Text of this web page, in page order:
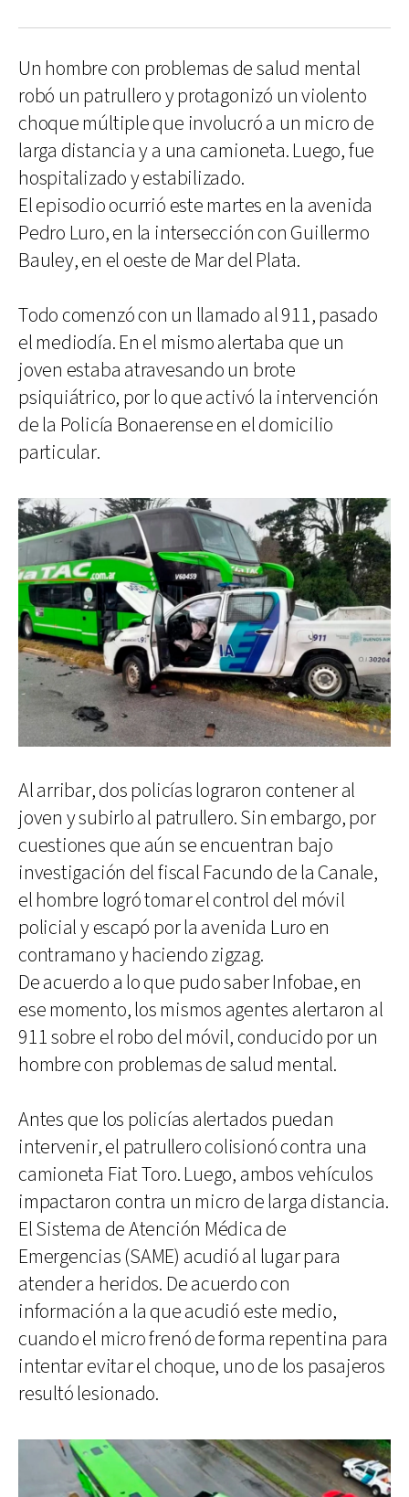
Un hombre con problemas de salud mental
robó un patrullero y protagonizó un violento
choque múltiple que involucró a un micro de
larga distancia y a una camioneta. Luego, fue
hospitalizado y estabilizado.
El episodio ocurrió este martes en la avenida
Pedro Luro, en la intersección con Guillermo
Bauley, en el oeste de Mar del Plata.
Todo comenzó con un llamado al 911, pasado
el mediodía. En el mismo alertaba que un
joven estaba atravesando un brote
psiquiátrico, por lo que activó la intervención
de la Policía Bonaerense en el domicilio
particular.
Al arribar, dos policías lograron contener al
joven y subirlo al patrullero. Sin embargo, por
cuestiones que aún se encuentran bajo
investigación del fiscal Facundo de la Canale,
el hombre logró tomar el control del móvil
policial y escapó por la avenida Luro en
contramano y haciendo zigzag.
De acuerdo a lo que pudo saber Infobae, en
ese momento, los mismos agentes alertaron al
911 sobre el robo del móvil, conducido por un
hombre con problemas de salud mental.
Antes que los policías alertados puedan
intervenir, el patrullero colisionó contra una
camioneta Fiat Toro. Luego, ambos vehículos
impactaron contra un micro de larga distancia.
El Sistema de Atención Médica de
Emergencias (SAME) acudió al lugar para
atender a heridos. De acuerdo con
información a la que acudió este medio,
cuando el micro frenó de forma repentina para
intentar evitar el choque, uno de los pasajeros
resultó lesionado.